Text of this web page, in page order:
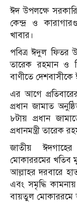
ঈদ উপলক্ষে
কেন্দ্র ও
খাবার।
পবিত্র ঈদুল ফিতর
তারেক রহমান ও
বাণীতে দেশবাসীকে
এর আগে
প্রধান জামাত
৮টায় প্রধান
প্রধানমন্ত্রী তারেক
জাতীয়
মোকাররমের খতিব
আল্লাহর দরবারে
এবং সমৃদ্ধি
বায়তুল মোকাররমে